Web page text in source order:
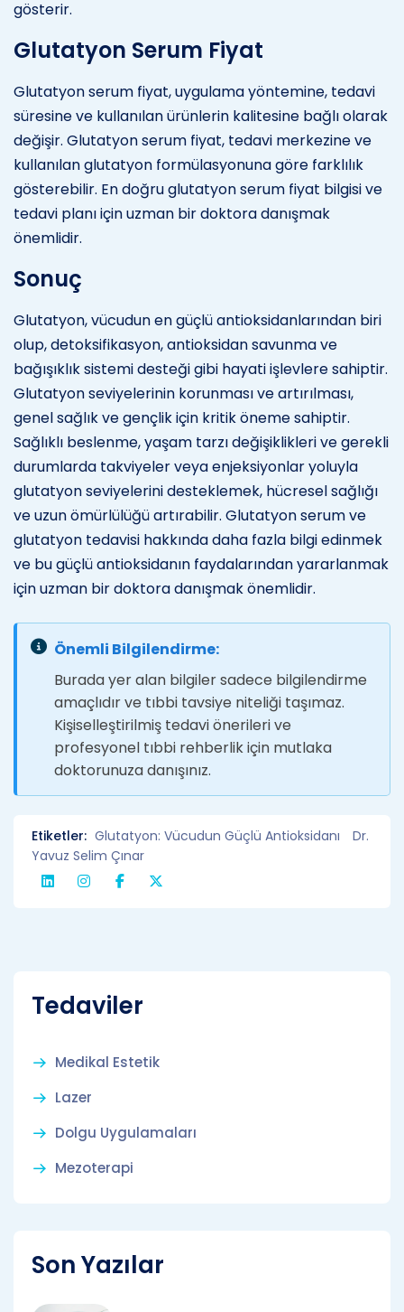
gösterir.
Glutatyon Serum Fiyat
Glutatyon serum fiyat, uygulama yöntemine, tedavi
süresine ve kullanılan ürünlerin kalitesine bağlı olarak
değişir. Glutatyon serum fiyat, tedavi merkezine ve
kullanılan glutatyon formülasyonuna göre farklılık
gösterebilir. En doğru glutatyon serum fiyat bilgisi ve
tedavi planı için uzman bir doktora danışmak
önemlidir.
Sonuç
Glutatyon, vücudun en güçlü antioksidanlarından biri
olup, detoksifikasyon, antioksidan savunma ve
bağışıklık sistemi desteği gibi hayati işlevlere sahiptir.
Glutatyon seviyelerinin korunması ve artırılması,
genel sağlık ve gençlik için kritik öneme sahiptir.
Sağlıklı beslenme, yaşam tarzı değişiklikleri ve gerekli
durumlarda takviyeler veya enjeksiyonlar yoluyla
glutatyon seviyelerini desteklemek, hücresel sağlığı
ve uzun ömürlülüğü artırabilir. Glutatyon serum ve
glutatyon tedavisi hakkında daha fazla bilgi edinmek
ve bu güçlü antioksidanın faydalarından yararlanmak
için uzman bir doktora danışmak önemlidir.
Önemli Bilgilendirme:
Burada yer alan bilgiler sadece bilgilendirme
amaçlıdır ve tıbbi tavsiye niteliği taşımaz.
Kişiselleştirilmiş tedavi önerileri ve
profesyonel tıbbi rehberlik için mutlaka
doktorunuza danışınız.
Etiketler: Glutatyon: Vücudun Güçlü Antioksidanı
Dr.
Yavuz Selim Çınar
Tedaviler
Medikal Estetik
Lazer
Dolgu Uygulamaları
Mezoterapi
Son Yazılar